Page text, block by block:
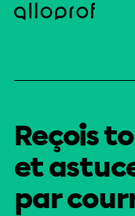
Reçois
et
par